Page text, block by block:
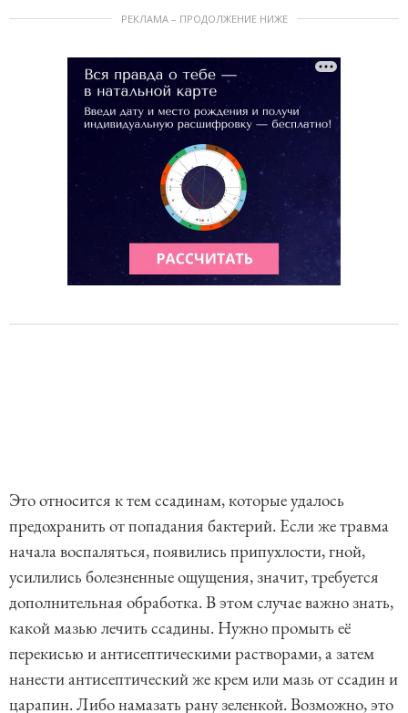
РЕКЛАМА – ПРОДОЛЖЕНИЕ НИЖЕ
Это относится к тем ссадинам, которые удалось
предохранить от попадания бактерий. Если же травма
начала воспаляться, появились припухлости, гной,
усилились болезненные ощущения, значит, требуется
дополнительная обработка. В этом случае важно знать,
какой мазью лечить ссадины. Нужно промыть её
перекисью и антисептическими растворами, а затем
нанести антисептический же крем или мазь от ссадин и
царапин. Либо намазать рану зеленкой. Возможно, это